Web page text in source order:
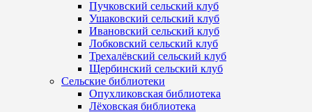
Пучковский сельский клуб
Ушаковский сельский клуб
Ивановский сельский клуб
Лобковский сельский клуб
Трехалёвский сельский клуб
Щербинский сельский клуб
Сельские библиотеки
Опухликовская библиотека
Лёховская библиотека